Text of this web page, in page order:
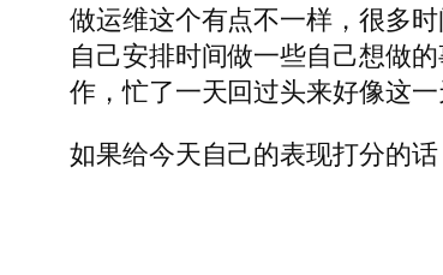
做运维这个有点不一样，很多
自己安排时间做一些自己想做
作，忙了一天回过头来好像这一
如果给今天自己的表现打分的